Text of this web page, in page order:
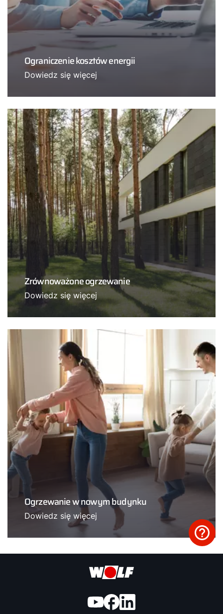
Ograniczenie kosztów energii
Dowiedz się więcej
Zrównoważone ogrzewanie
Dowiedz się więcej
Ogrzewanie w nowym budynku
Dowiedz się więcej